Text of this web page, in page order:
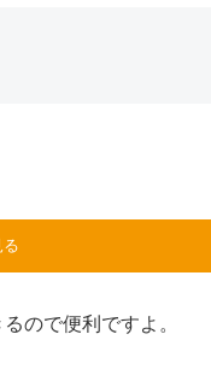
ので便利ですよ。